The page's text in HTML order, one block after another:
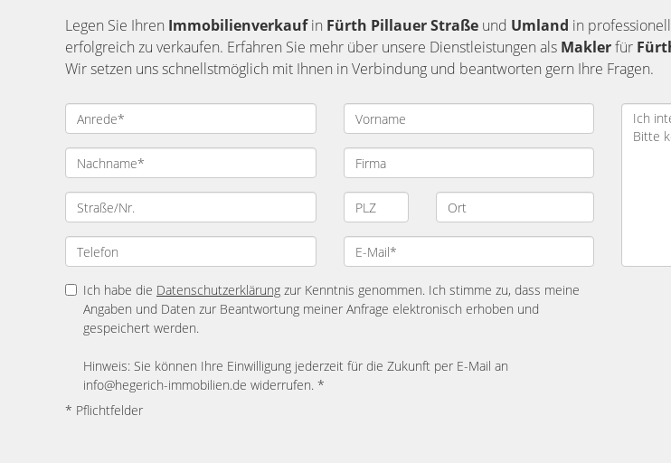
Legen Sie Ihren Immobilienverkaufin Fürth Pillauer Straße und Umland in
erfolgreich zu verkaufen. Erfahren Sie mehr über unsere Dienstleistungen als Maklerfür
Wir setzen uns schnellstmöglich mit Ihnen in Verbindung und beantworten gern Ihre Fragen.
Ich habe die Datenschutzerklärung zur Kenntnis genommen. Ich stimme zu, dass meine
Angaben und Daten zur Beantwortung meiner Anfrage elektronisch erhoben und
gespeichert werden.
Hinweis: Sie können Ihre Einwilligung jederzeit für die Zukunft per E-Mail an
info@hegerich-immobilien.de widerrufen. *
* Pflichtfelder